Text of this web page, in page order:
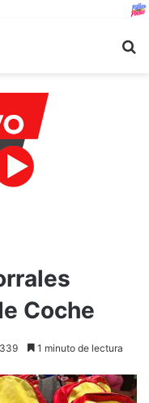
Coche
339 1 minuto de lectura